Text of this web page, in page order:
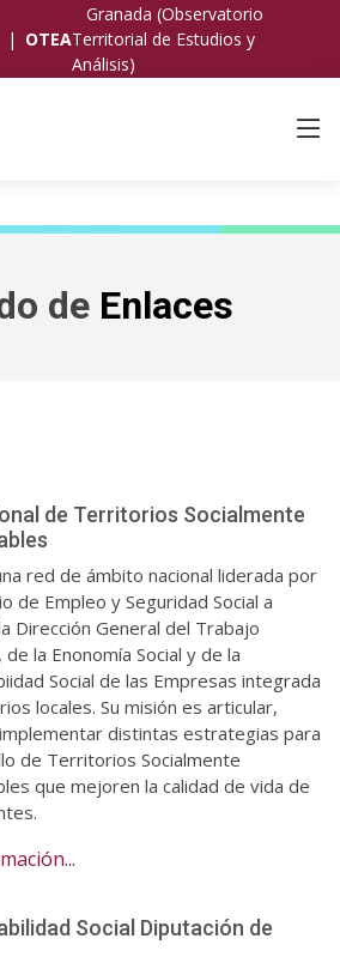
| OTEA
Granada (Observatorio
Territorial de Estudios y
Análisis)
de Enlaces
de Territorios Socialmente
red de ámbito nacional liderada por
de Empleo y Seguridad Social a
Dirección General del Trabajo
la Enonomía Social y de la
Social de las Empresas integrada
locales. Su misión es articular,
distintas estrategias para
de Territorios Socialmente
que mejoren la calidad de vida de
Social Diputación de